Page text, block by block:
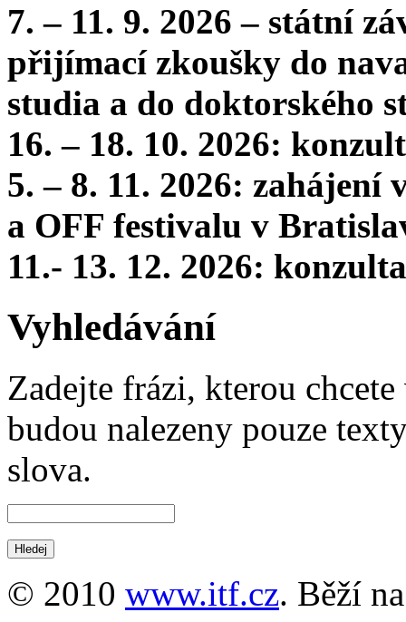
7. – 11. 9. 2026 – státní
přijímací zkoušky do
studia a do doktorského
16. – 18. 10. 2026:
5. – 8. 11. 2026:
a OFF festivalu v
11.- 13. 12. 2026:
Vyhledávání
Zadejte frázi, kterou
budou nalezeny pouze
slova.
© 2010 www.itf.cz. Běží